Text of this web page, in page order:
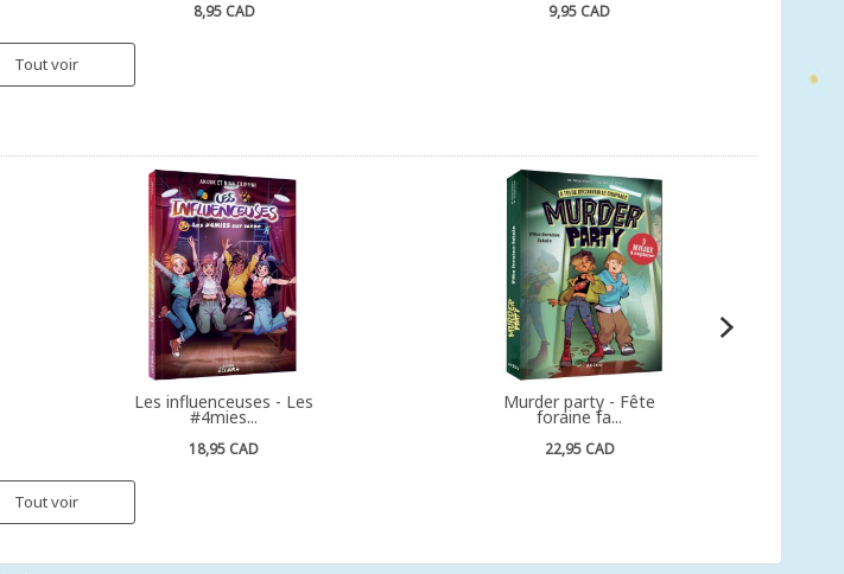
8,95 CAD 9,95 CAD
Tout voir
Les influenceuses - Les
#4mies...
18,95 CAD
Murder party - Fête
foraine fa...
22,95 CAD
Tout voir